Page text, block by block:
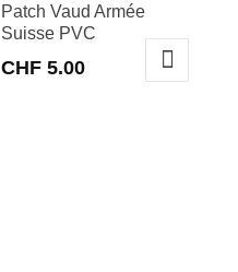
Patch Vaud Armée
Suisse PVC
CHF 5.00